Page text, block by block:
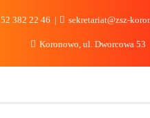
52 382 22 46 sekretariat@zsz-
Koronowo, ul. Dworcowa 53